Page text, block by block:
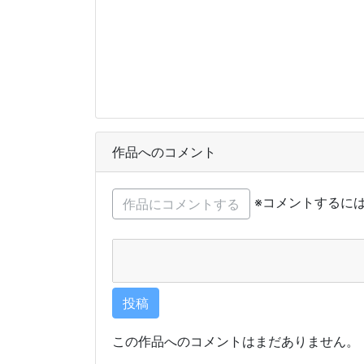
作品へのコメント
※コメントするに
この作品へのコメントはまだありません。